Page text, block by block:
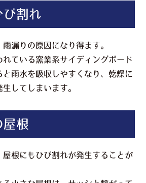
び割れ
漏りの原因になり得ます。
ている窯業系サイディングボード
と雨水を吸収しやすくなり、乾燥に
してしまいます。
屋根
屋根にもひび割れが発生することが